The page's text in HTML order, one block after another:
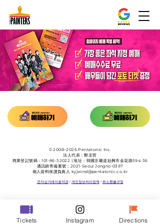
© 2008–2026 Pentatonic Inc.
法人代表：鄭圭哲
商業登記號碼：101-86-32022 | 地址：韓國京畿道始興市金花路594-36
通訊銷售備案號：2021-Seoul Jongno-0397
個人資料保護負責人 kyjwind@pentatonic.co.kr
전자상거래이용약관/ 개인정보처리정책 / 취소환불규정
Tickets Instagram Directions